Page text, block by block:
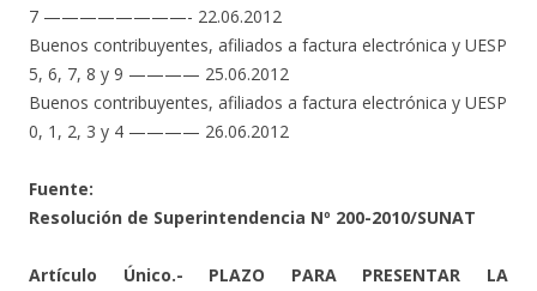
7 ————————- 22.06.2012
Buenos contribuyentes, afiliados a factura electrónica y UESP
5, 6, 7, 8 y 9 ———— 25.06.2012
Buenos contribuyentes, afiliados a factura electrónica y UESP
0, 1, 2, 3 y 4 ———— 26.06.2012
Fuente:
Resolución de Superintendencia Nº 200-2010/SUNAT
Artículo Único.- PLAZO PARA PRESENTAR LA